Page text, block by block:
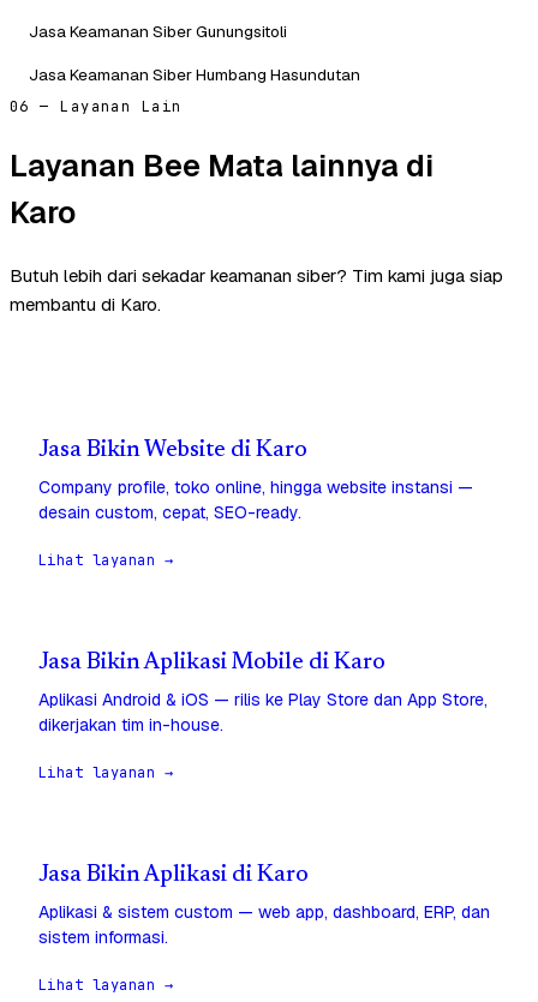
Jasa Keamanan Siber Gunungsitoli
Jasa Keamanan Siber Humbang Hasundutan
06 — Layanan Lain
Layanan Bee Mata lainnya di
Karo
Butuh lebih dari sekadar keamanan siber? Tim kami juga siap
membantu di Karo.
Jasa Bikin Website di Karo
Company profile, toko online, hingga website instansi —
desain custom, cepat, SEO-ready.
Lihat layanan →
Jasa Bikin Aplikasi Mobile di Karo
Aplikasi Android & iOS — rilis ke Play Store dan App Store,
dikerjakan tim in-house.
Lihat layanan →
Jasa Bikin Aplikasi di Karo
Aplikasi & sistem custom — web app, dashboard, ERP, dan
sistem informasi.
Lihat layanan →